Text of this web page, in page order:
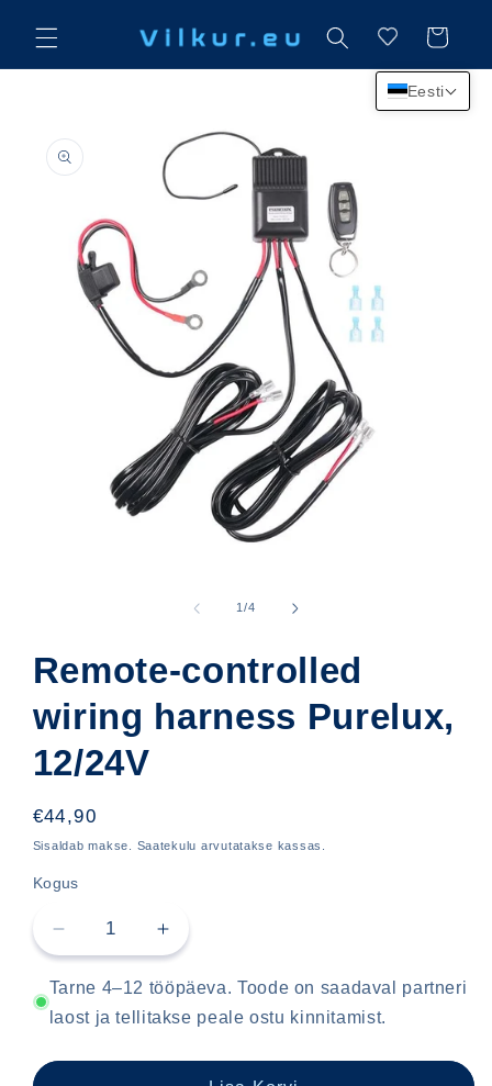
sisu
juurde
Käru
tooteteabe
juurde
1/kohta
4
Remote-controlled
wiring harness Purelux,
12/24V
Hind
€44,90
Sisaldab makse. Saatekulu arvutatakse kassas.
Kogus
Vähenda
Remote-
controlled
wiring
Purelux,
Lisa
Remote-
controlled
wiring
Purelux,
Tarne 4–12 tööpäeva. Toode on saadaval partneri
laost ja tellitakse peale ostu kinnitamist.
Eesti